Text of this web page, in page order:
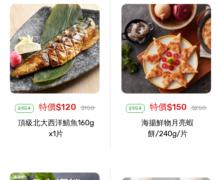
2954 特價$120 $150
頂級北大西洋鯖魚160g
x1片
2954 特價$150 $250
海揚鮮物月亮蝦
餅/240g/片